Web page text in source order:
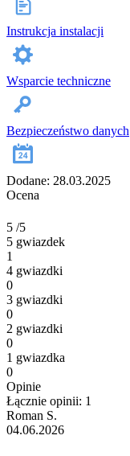
Instrukcja instalacji
Wsparcie techniczne
Bezpieczeństwo danych
Dodane: 28.03.2025
Ocena
5 /5
5 gwiazdek
1
4 gwiazdki
0
3 gwiazdki
0
2 gwiazdki
0
1 gwiazdka
0
Opinie
Łącznie opinii: 1
Roman S.
04.06.2026